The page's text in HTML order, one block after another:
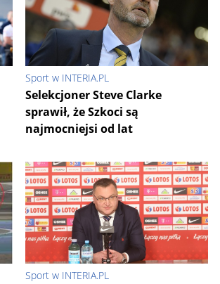
Sport w INTERIA.PL
Selekcjoner Steve Clarke
sprawił, że Szkoci są
najmocniejsi od lat
Sport w INTERIA.PL